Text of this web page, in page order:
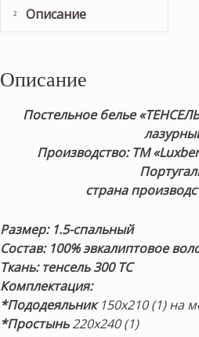
Описание
Описание
Постельное белье «ТЕНСЕЛЬ
Производство: ТМ
страна
Размер: 1.5-спальный
Состав: 100% эвкалиптовое
Ткань: тенсель 300 ТС
Комплектация:
*Пододеяльник 150х210 (1) на
*Простынь220х240 (1)